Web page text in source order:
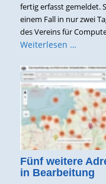
fertig erfasst gemeldet.
einem Fall in nur zwei
des Vereins für
Weiterlesen …
Fünf weitere
in Bearbeitung